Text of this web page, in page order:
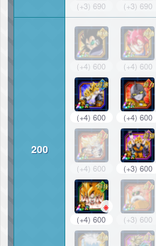
(+3) 690 (+3) 690
200
(+4) 600 (+4) 600
(+4) 600 (+4) 600
(+4) 600 (+3) 600
(+4) 600
※
(+3) 600